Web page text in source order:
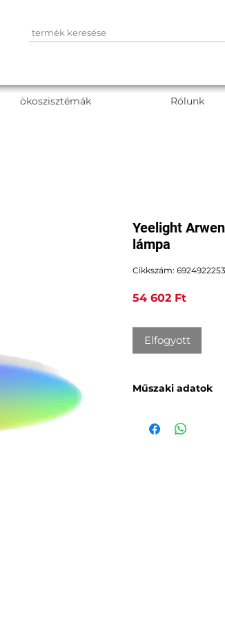
ökoszisztémák Rólunk
Yeelight
lámpa
Cikkszám:
54 602 FtÁr
Elfogyott
Műszaki adatok
Terméknév: